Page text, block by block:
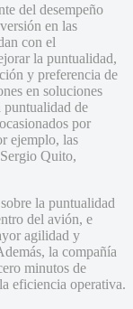
del desempeño
en las
con el
la puntualidad,
y preferencia de
en soluciones
puntualidad de
por
ejemplo, las
Quito,
la puntualidad
del avión, e
agilidad y
la compañía
minutos de
eficiencia operativa.